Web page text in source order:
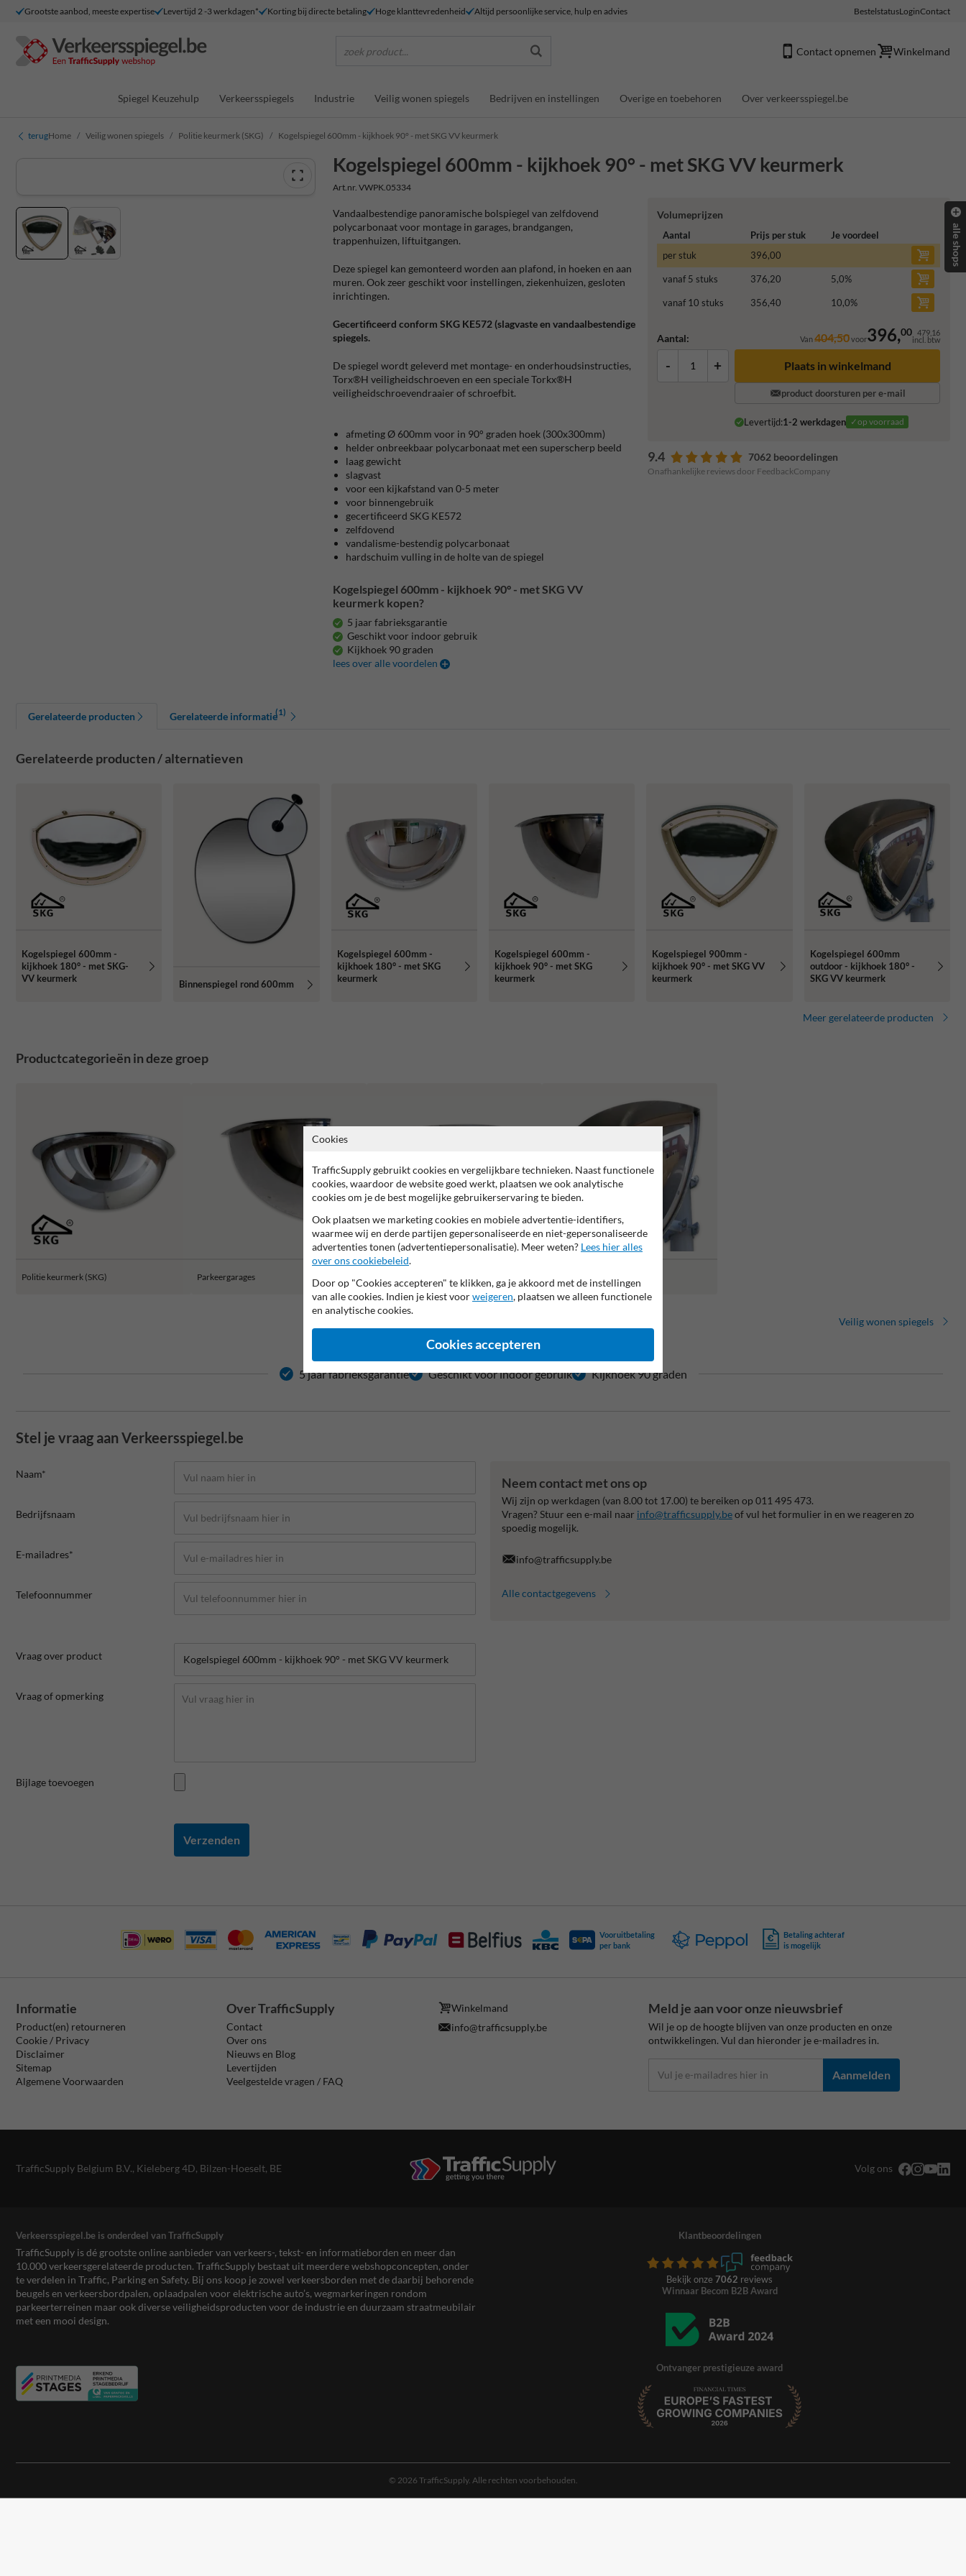
Grootste aanbod, meeste expertise Levertijd 2 -3 werkdagen* Korting bij directe betaling Hoge klanttevredenheid Altijd persoonlijke service, hulp en advies BestelstatusLoginContact
zoek product... Contact opnemen Winkelmand
Spiegel Keuzehulp Verkeersspiegels Industrie Veilig wonen spiegels Bedrijven en instellingen Overige en toebehoren Over verkeersspiegel.be
terugHome Veilig wonen spiegels Politie keurmerk (SKG) Kogelspiegel 600mm - kijkhoek 90° - met SKG VV keurmerk
Kogelspiegel 600mm - kijkhoek 90° - met SKG VV keurmerk
Art.nr. VWPK.05334
Volumeprijzen
Aantal Prijs per stuk
Je voordeel
per stuk
396,00
vanaf 5 stuks 376,20 5,0%
vanaf 10 stuks 356,40 10,0%
Aantal: Van404,50voor396,00 479,16
incl. btw
- + Plaats in winkelmand
product doorsturen per e-mail
Levertijd:1-2 werkdagen ✓op voorraad
9.4 7062 beoordelingen
Onafhankelijke reviews door FeedbackCompany
Vandaalbestendige panoramische bolspiegel van zelfdovend
polycarbonaat voor montage in garages, brandgangen,
trappenhuizen, liftuitgangen.
Deze spiegel kan gemonteerd worden aan plafond, in hoeken en aan
muren. Ook zeer geschikt voor instellingen, ziekenhuizen, gesloten
inrichtingen.
Gecertificeerd conform SKG KE572 (slagvaste en vandaalbestendige
spiegels.
De spiegel wordt geleverd met montage- en onderhoudsinstructies,
Torx®H veiligheidschroeven en een speciale Torkx®H
veiligheidschroevendraaier of schroefbit.
afmeting Ø 600mm voor in 90° graden hoek (300x300mm)
helder onbreekbaar polycarbonaat met een superscherp beeld
laag gewicht
slagvast
voor een kijkafstand van 0-5 meter
voor binnengebruik
gecertificeerd SKG KE572
zelfdovend
vandalisme-bestendig polycarbonaat
hardschuim vulling in de holte van de spiegel
Kogelspiegel 600mm - kijkhoek 90° - met SKG VV
keurmerk kopen?
5 jaar fabrieksgarantie
Geschikt voor indoor gebruik
Kijkhoek 90 graden
lees over alle voordelen
Gerelateerde producten Gerelateerde informatie(1)
Gerelateerde producten / alternatieven
Kogelspiegel 600mm -
kijkhoek 180° - met SKG-
VV keurmerk
Binnenspiegel rond 600mm
Kogelspiegel 600mm -
kijkhoek 180° - met SKG
keurmerk
Kogelspiegel 600mm -
kijkhoek 90° - met SKG
keurmerk
Kogelspiegel 900mm -
kijkhoek 90° - met SKG VV
keurmerk
Kogelspiegel 600mm
outdoor - kijkhoek 180° -
SKG VV keurmerk
Meer gerelateerde producten
Productcategorieën in deze groep
Politie keurmerk (SKG) Parkeergarages Binnenruimte Buitenruimte
Veilig wonen spiegels
5 jaar fabrieksgarantie Geschikt voor indoor gebruik Kijkhoek 90 graden
Stel je vraag aan Verkeersspiegel.be
Naam*
Bedrijfsnaam
E-mailadres*
Telefoonnummer
Vraag over product
Vraag of opmerking
Bijlage toevoegen
Verzenden
Neem contact met ons op
Wij zijn op werkdagen (van 8.00 tot 17.00) te bereiken op 011 495 473.
Vragen? Stuur een e-mail naar info@trafficsupply.beof vul het formulier in en we reageren zo
spoedig mogelijk.
info@trafficsupply.be
Alle contactgegevens
Vooruitbetaling
per bank
Betaling achteraf
is mogelijk
Informatie
Product(en) retourneren
Cookie / Privacy
Disclaimer
Sitemap
Algemene Voorwaarden
Over TrafficSupply
Contact
Over ons
Nieuws en Blog
Levertijden
Veelgestelde vragen / FAQ
Winkelmand
info@trafficsupply.be
Meld je aan voor onze nieuwsbrief
Wil je op de hoogte blijven van onze producten en onze
ontwikkelingen. Vul dan hieronder je e-mailadres in.
Aanmelden
TrafficSupply Belgium B.V., Kieleberg 4D, Bilzen-Hoeselt, BE Volg ons
Verkeersspiegel.be is onderdeel van TrafficSupply
TrafficSupply is dé grootste online aanbieder van verkeers-, tekst- en informatieborden en meer dan
10.000 verkeersgerelateerde producten. TrafficSupply bestaat uit meerdere webshopconcepten, onder
te verdelen in Traffic, Parking en Safety. Bij ons koop je zowel verkeersborden met de daarbij behorende
beugels en verkeersbordpalen, oplaadpalen voor elektrische auto’s, wegmarkeringen rondom
parkeerterreinen maar ook diverse veiligheidsproducten voor de industrie en duurzaam straatmeubilair
met een mooi design.
Klantbeoordelingen
Bekijk onze 7062 reviews
Winnaar Becom B2B Award
Ontvanger prestigieuze award
© 2026 TrafficSupply. Alle rechten voorbehouden.
alle shops
Cookies
TrafficSupply gebruikt cookies en vergelijkbare technieken. Naast functionele
cookies, waardoor de website goed werkt, plaatsen we ook analytische
cookies om je de best mogelijke gebruikerservaring te bieden.
Ook plaatsen we marketing cookies en mobiele advertentie-identifiers,
waarmee wij en derde partijen gepersonaliseerde en niet-gepersonaliseerde
advertenties tonen (advertentiepersonalisatie). Meer weten? Lees hier alles
over ons cookiebeleid.
Door op "Cookies accepteren" te klikken, ga je akkoord met de instellingen
van alle cookies. Indien je kiest voorweigeren, plaatsen we alleen functionele
en analytische cookies.
Cookies accepteren